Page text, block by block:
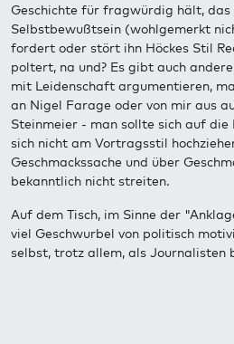
Geschichte für fragwürdig hält,
Selbstbewußtsein (wohlgemerkt
fordert oder stört ihn Höckes Stil
poltert, na und? Es gibt auch
mit Leidenschaft argumentieren,
an Nigel Farage oder von mir aus
Steinmeier - man sollte sich auf die
sich nicht am Vortragsstil
Geschmackssache und über
bekanntlich nicht streiten.
Auf dem Tisch, im Sinne der
viel Geschwurbel von politisch
selbst, trotz allem, als Journalisten